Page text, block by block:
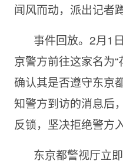
闻风而动，派出记者
事件回放。2月1
京警方前往这家名为“
确认其是否遵守东京
知警方到访的消息后
反锁，坚决拒绝警方
东京都警视厅立